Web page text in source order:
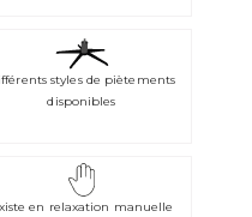
styles de piètements
disponibles
en relaxation manuelle